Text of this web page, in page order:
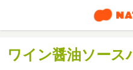
ワイン醤油ソース